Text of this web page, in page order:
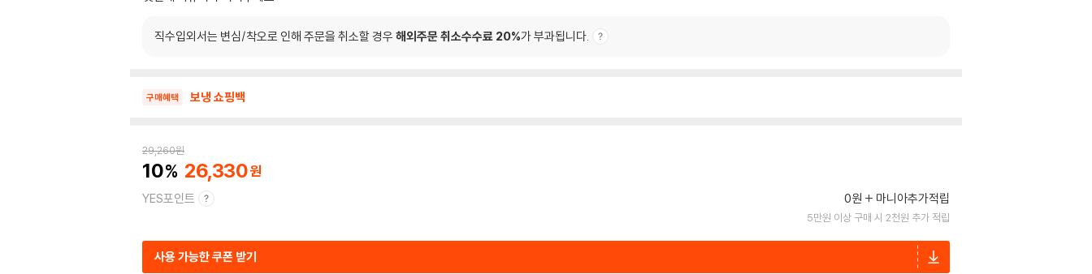
직수입외서는 변심/착오로 인해 주문을 취소할 경우 해외주문 취소수수료 20%가 부과됩니다.
구매혜택 보냉 쇼핑백
29,260원
10 26,330
YES포인트 0원 마니아추가적립
5만원 이상 구매 시 2천원 추가 적립
사용 가능한 쿠폰 받기